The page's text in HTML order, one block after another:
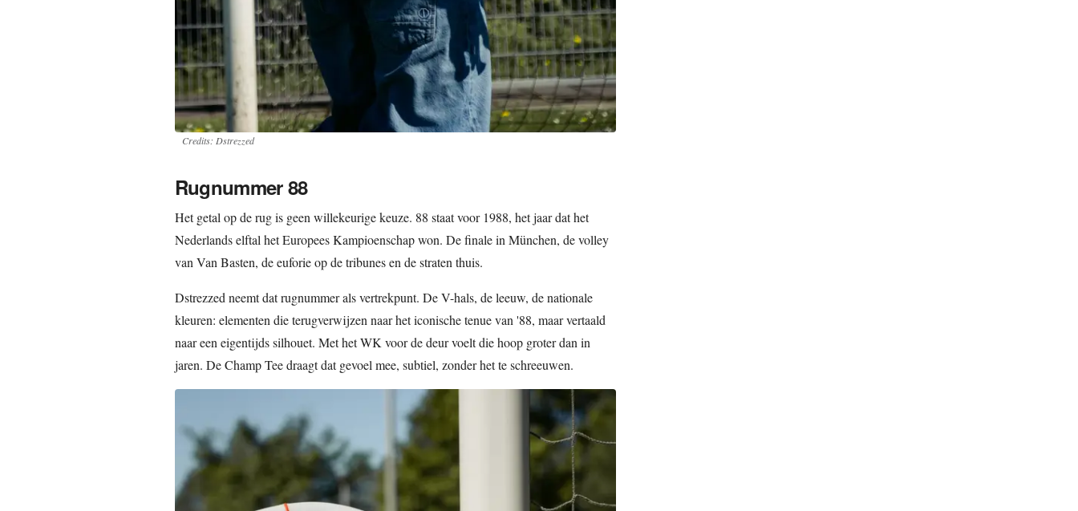
Credits: Dstrezzed
Rugnummer 88
Het getal op de rug is geen willekeurige keuze. 88 staat voor 1988, het jaar dat het
Nederlands elftal het Europees Kampioenschap won. De finale in München, de volley
van Van Basten, de euforie op de tribunes en de straten thuis.
Dstrezzed neemt dat rugnummer als vertrekpunt. De V-hals, de leeuw, de nationale
kleuren: elementen die terugverwijzen naar het iconische tenue van '88, maar vertaald
naar een eigentijds silhouet. Met het WK voor de deur voelt die hoop groter dan in
jaren. De Champ Tee draagt dat gevoel mee, subtiel, zonder het te schreeuwen.